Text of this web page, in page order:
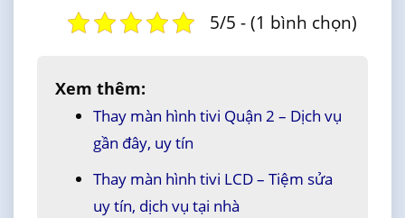
5/5 - (1 bình chọn)
Xem thêm:
Thay màn hình tivi Quận 2 – Dịch vụ
gần đây, uy tín
Thay màn hình tivi LCD – Tiệm sửa
uy tín, dịch vụ tại nhà